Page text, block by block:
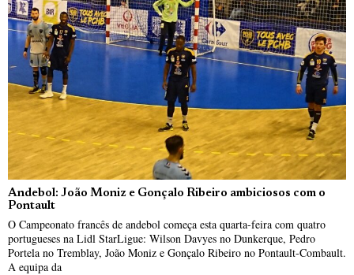
Andebol: João Moniz e Gonçalo Ribeiro ambiciosos com o
Pontault
O Campeonato francês de andebol começa esta quarta-feira com quatro
portugueses na Lidl StarLigue: Wilson Davyes no Dunkerque, Pedro
Portela no Tremblay, João Moniz e Gonçalo Ribeiro no Pontault-Combault.
A equipa da